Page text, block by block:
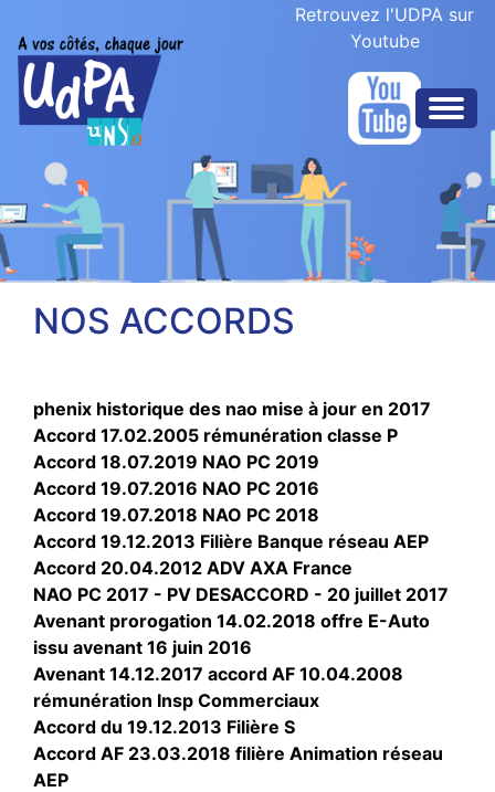
Retrouvez l'UDPA sur
Youtube
NOS ACCORDS
phenix historique des nao mise à jour en 2017
Accord 17.02.2005 rémunération classe P
Accord 18.07.2019 NAO PC 2019
Accord 19.07.2016 NAO PC 2016
Accord 19.07.2018 NAO PC 2018
Accord 19.12.2013 Filière Banque réseau AEP
Accord 20.04.2012 ADV AXA France
NAO PC 2017 - PV DESACCORD - 20 juillet 2017
Avenant prorogation 14.02.2018 offre E-Auto
issu avenant 16 juin 2016
Avenant 14.12.2017 accord AF 10.04.2008
rémunération Insp Commerciaux
Accord du 19.12.2013 Filière S
Accord AF 23.03.2018 filière Animation réseau
AEP